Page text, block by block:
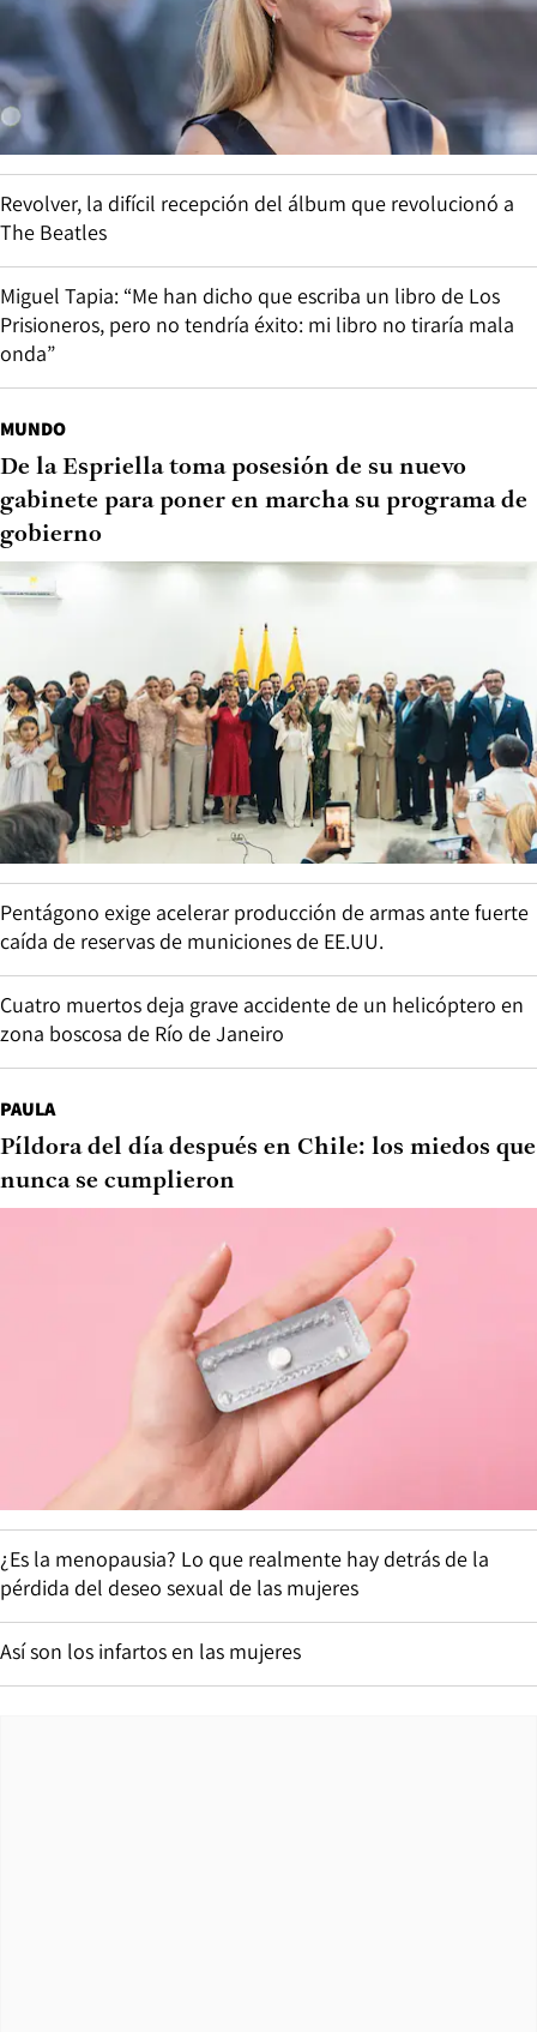
Revolver, la difícil recepción del álbum que revolucionó a
The Beatles
Miguel Tapia: “Me han dicho que escriba un libro de Los
Prisioneros, pero no tendría éxito: mi libro no tiraría mala
onda”
MUNDO
De la Espriella toma posesión de su nuevo
gabinete para poner en marcha su programa de
gobierno
Pentágono exige acelerar producción de armas ante fuerte
caída de reservas de municiones de EE.UU.
Cuatro muertos deja grave accidente de un helicóptero en
zona boscosa de Río de Janeiro
PAULA
Píldora del día después en Chile: los miedos que
nunca se cumplieron
¿Es la menopausia? Lo que realmente hay detrás de la
pérdida del deseo sexual de las mujeres
Así son los infartos en las mujeres